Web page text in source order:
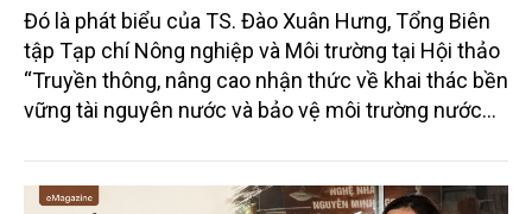
Đó là phát biểu của TS. Đào Xuân Hưng, Tổng Biên
tập Tạp chí Nông nghiệp và Môi trường tại Hội thảo
“Truyền thông, nâng cao nhận thức về khai thác bền
vững tài nguyên nước và bảo vệ môi trường nước
trường phối hợp với Sở Nông nghiệp và Môi trường
tỉnh Lai Châu tổ chức ngày 10/7/2026. Hội thảo thu